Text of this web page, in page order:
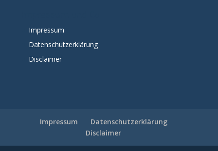
Impressum
Datenschutzerklärung
Disclaimer
Impressum
Datenschutzerklärung
Disclaimer